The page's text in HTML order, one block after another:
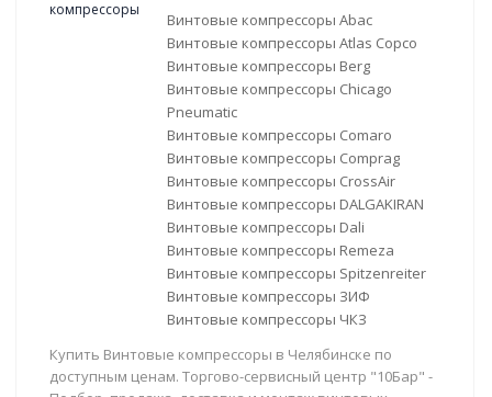
Винтовые компрессоры Abac
Винтовые компрессоры Atlas Copco
Винтовые компрессоры Berg
Винтовые компрессоры Chicago
Pneumatic
Винтовые компрессоры Comaro
Винтовые компрессоры Comprag
Винтовые компрессоры CrossAir
Винтовые компрессоры DALGAKIRAN
Винтовые компрессоры Dali
Винтовые компрессоры Remeza
Винтовые компрессоры Spitzenreiter
Винтовые компрессоры ЗИФ
Винтовые компрессоры ЧКЗ
Купить Винтовые компрессоры в Челябинске по
доступным ценам. Торгово-сервисный центр "10Бар" -